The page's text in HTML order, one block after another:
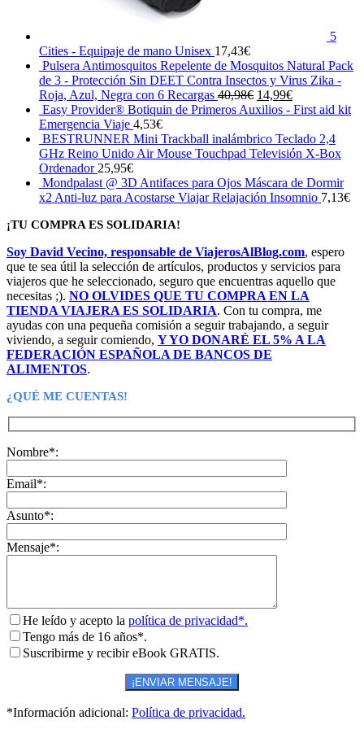
5
Cities - Equipaje de mano Unisex 17,43€
Pulsera Antimosquitos Repelente de Mosquitos Natural Pack
de 3 - Protección Sin DEET Contra Insectos y Virus Zika -
Roja, Azul, Negra con 6 Recargas 40,98€ El
precio
era:
40,98€.
14,99€El
precio
es:
14,99€.
Easy Provider® Botiquin de Primeros Auxilios - First aid kit
Emergencia Viaje 4,53€
BESTRUNNER Mini Trackball inalámbrico Teclado 2,4
GHz Reino Unido Air Mouse Touchpad Televisión X-Box
Ordenador 25,95€
Mondpalast @ 3D Antifaces para Ojos Máscara de Dormir
x2 Anti-luz para Acostarse Viajar Relajación Insomnio 7,13€
¡TU COMPRA ES SOLIDARIA!
Soy David Vecino, responsable de ViajerosAlBlog.com, espero
que te sea útil la selección de artículos, productos y servicios para
viajeros que he seleccionado, seguro que encuentras aquello que
necesitas ;). NO OLVIDES QUE TU COMPRA EN LA
TIENDA VIAJERA ES SOLIDARIA. Con tu compra, me
ayudas con una pequeña comisión a seguir trabajando, a seguir
viviendo, a seguir comiendo, Y YO DONARÉ EL 5% A LA
FEDERACIÓN ESPAÑOLA DE BANCOS DE
ALIMENTOS.
¿QUÉ ME CUENTAS!
Nombre*:
Email*:
Asunto*:
Mensaje*:
He leído y acepto la política de privacidad*.
Tengo más de 16 años*.
Suscribirme y recibir eBook GRATIS.
*Información adicional: Política de privacidad.